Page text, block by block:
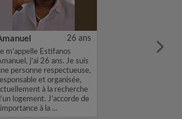
26 ans
m’appelle Estifanos
j’ai 26 ans. Je suis
personne respectueuse,
et organisée,
à la recherche
logement. J’accorde de
à la ...